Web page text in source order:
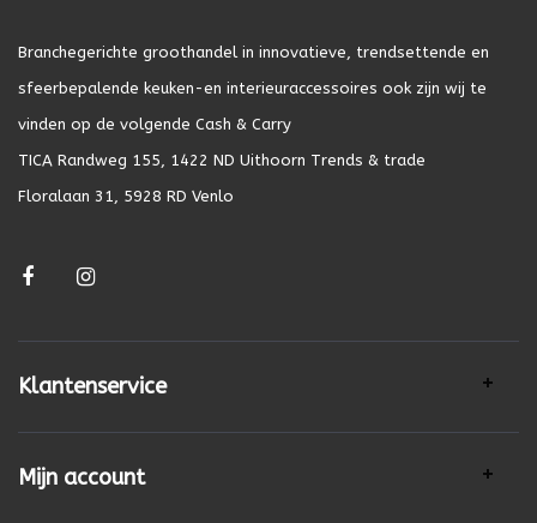
Branchegerichte groothandel in innovatieve, trendsettende en
sfeerbepalende keuken-en interieuraccessoires ook zijn wij te
vinden op de volgende Cash & Carry
TICA Randweg 155, 1422 ND Uithoorn Trends & trade
Floralaan 31, 5928 RD Venlo
Klantenservice
Mijn account